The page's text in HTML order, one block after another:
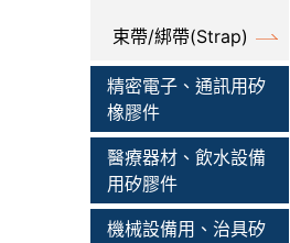
束帶/綁帶(Strap)
精密電子、通訊用矽
橡膠件
醫療器材、飲水設備
用矽膠件
機械設備用、治具矽